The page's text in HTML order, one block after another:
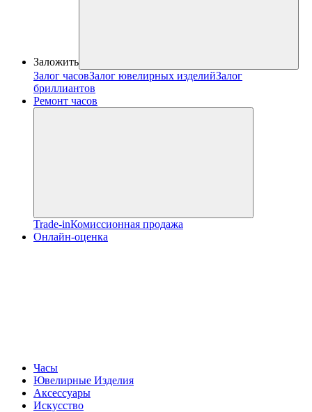
Заложить
Залог часовЗалог ювелирных изделийЗалог
бриллиантов
Ремонт часов
Trade-inКомиссионная продажа
Онлайн-оценка
Часы
Ювелирные Изделия
Аксессуары
Искусство